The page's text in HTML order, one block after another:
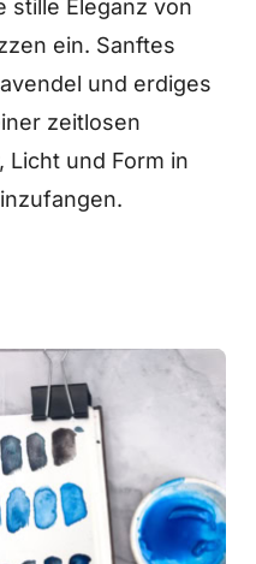
stille Eleganz von
ein. Sanftes
und erdiges
zeitlosen
Licht und Form in